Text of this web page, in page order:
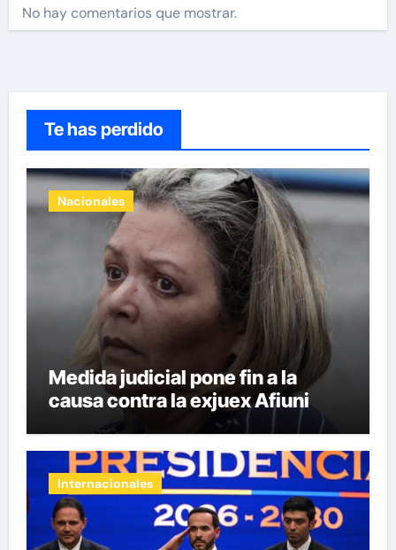
No hay comentarios que mostrar.
Te has perdido
Nacionales
Medida judicial pone fin a la
causa contra la exjuex Afiuni
Internacionales